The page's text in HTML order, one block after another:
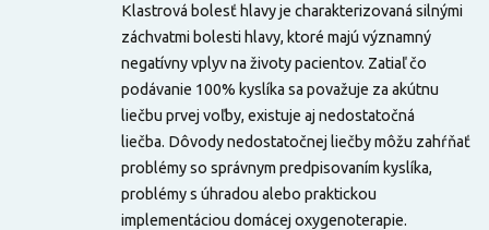
Klastrová bolesť hlavy je charakterizovaná silnými
záchvatmi bolesti hlavy, ktoré majú významný
negatívny vplyv na životy pacientov. Zatiaľ čo
podávanie 100% kyslíka sa považuje za akútnu
liečbu prvej voľby, existuje aj nedostatočná
liečba. Dôvody nedostatočnej liečby môžu zahŕňať
problémy so správnym predpisovaním kyslíka,
problémy s úhradou alebo praktickou
implementáciou domácej oxygenoterapie.